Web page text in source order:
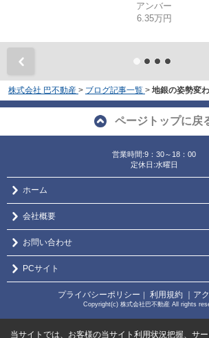
アンバー
6.35万円
株式会社 巴不動産 > ブログ記事一覧 > 地銀の姿勢変
ページトップに戻
営業時間:9：30～18：00
定休日:水曜日
ホーム
会社概要
お問い合わせ
PCサイト
プライバシーポリシー 利用規約 ｜ア
Copyright(c) 株式会社巴不動産 All rights
当サイトでは、お客様の当サイト利用状況把握、サ